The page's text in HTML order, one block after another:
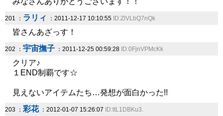
201 ： ラリィ ：2011-12-17 10:10:55 ID:ZlVLbQ7nQk
皆さんあざっす！
202 ： 宇宙撫子 ：2011-12-25 00:59:28 ID:0FjnVPMcKk
クリア♪
１END制覇です☆
見えないアイテムたち…発想が面白かった!!
203 ： 彩花：2012-01-07 15:26:07 ID:ttL1DBKu3.